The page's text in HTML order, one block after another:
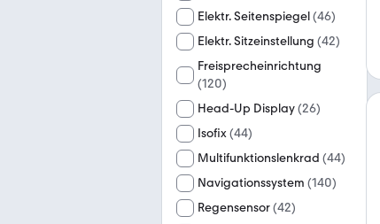
Elektr. Seitenspiegel(46)
Elektr. Sitzeinstellung (42)
Freisprecheinrichtung
(120)
Head-Up Display(26)
Isofix(44)
Multifunktionslenkrad (44)
Navigationssystem (140)
Regensensor(42)